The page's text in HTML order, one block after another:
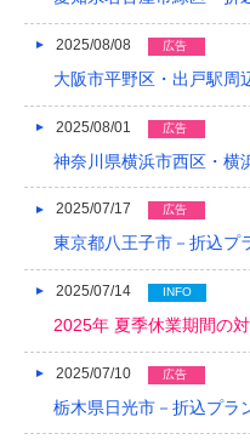
2018/04
2018/03
2018/02
2018/01
2017/12
2017/11
2017/10
2017/09
2017/08
2025/08/08 広告
大阪市平野区・出戸駅周
2025/08/01 広告
神奈川県横浜市西区・横
2025/07/17 広告
東京都八王子市－折込プ
2025/07/14 INFO
2025年 夏季休業期間の
2025/07/10 広告
栃木県日光市－折込プラ